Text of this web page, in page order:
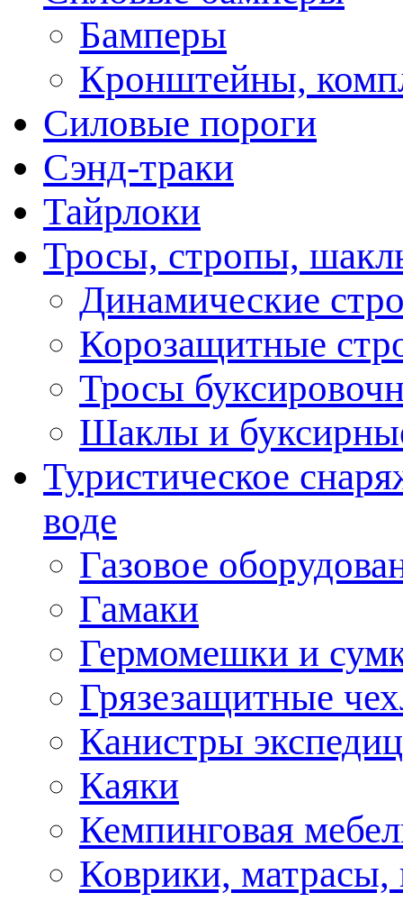
Бамперы
Кронштейны,
Силовые пороги
Сэнд-траки
Тайрлоки
Тросы, стропы,
Динамические
Корозащитные
Тросы
Шаклы и
Туристическое
воде
Газовое
Гамаки
Гермомешки и
Грязезащитные
Канистры
Каяки
Кемпинговая
Коврики,